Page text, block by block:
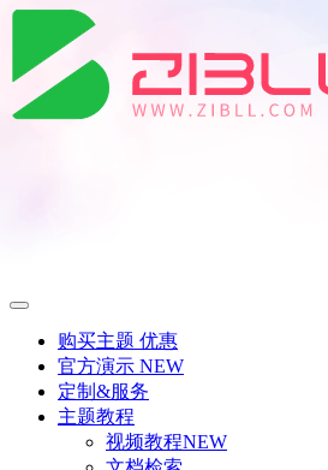
购买主题 优惠
官方演示 NEW
定制&服务
主题教程
视频教程NEW